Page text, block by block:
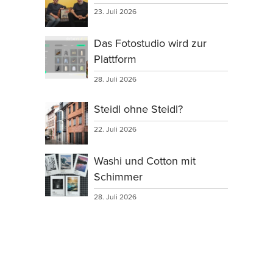
23. Juli 2026
Das Fotostudio wird zur
Plattform
28. Juli 2026
Steidl ohne Steidl?
22. Juli 2026
Washi und Cotton mit
Schimmer
28. Juli 2026